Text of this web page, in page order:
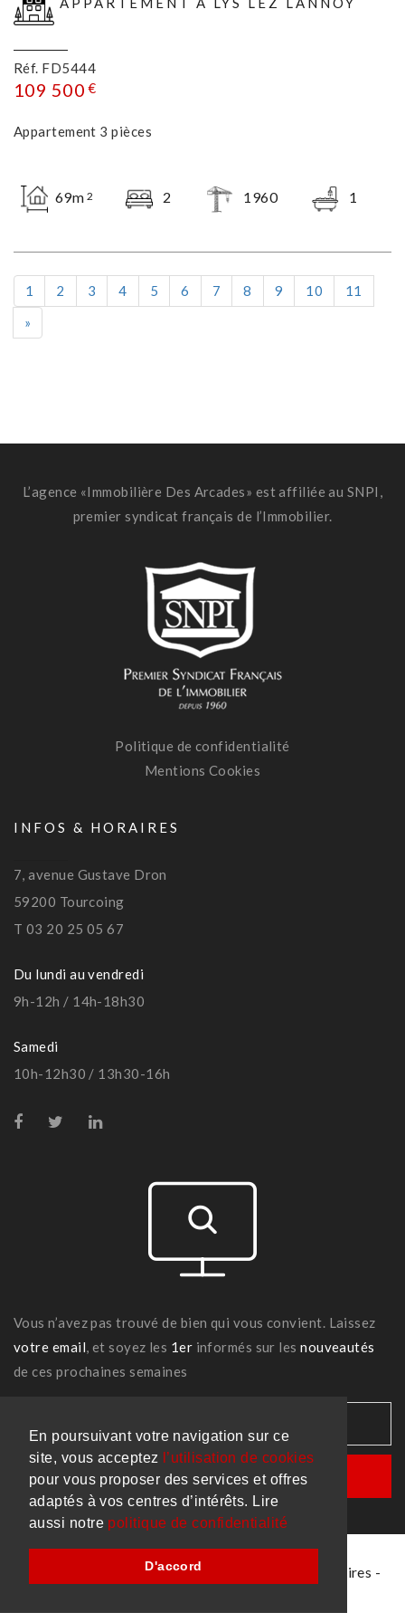
En poursuivant votre navigation sur ce
site, vous acceptez
l’utilisation de cookies
pour vous proposer des services et offres
adaptés à vos centres d’intérêts. Lire
aussi notre politique de confidentialité
D'accord
APPARTEMENT À LYS LEZ LANNOY
Réf. FD5444
109 500 €
Appartement 3 pièces
69m 2 2 1960 1
1 2 3 4 5 6 7 8 9 10
11
»
L’agence «Immobilière Des Arcades» est affiliée au SNPI,
premier syndicat français de l’Immobilier.
Politique de confidentialité
Mentions Cookies
INFOS & HORAIRES
7, avenue Gustave Dron
59200 Tourcoing
T 03 20 25 05 67
Du lundi au vendredi
9h-12h / 14h-18h30
Samedi
10h-12h30 / 13h30-16h
Vous n’avez pas trouvé de bien qui vous convient. Laissez
votre email, et soyez les 1er informés sur lesnouveautés
de ces prochaines semaines
Remixweb Honoraires -